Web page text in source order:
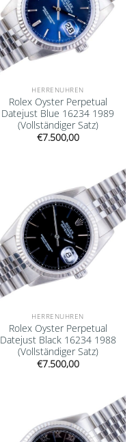
HERRENUHREN
Rolex Oyster Perpetual
Datejust Blue 16234 1989
(Vollständiger Satz)
€7.500,00
Add to
wishlist
HERRENUHREN
Rolex Oyster Perpetual
Datejust Black 16234 1988
(Vollständiger Satz)
€7.500,00
Add to
wishlist